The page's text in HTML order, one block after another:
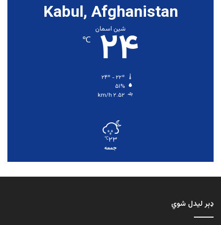
Kabul, Afghanistan
شین اسمان
۲۴ ℃
۵۱%
۲.۵۲ km/h
۲۳℃
جمعه
ډېر لیدل شوي